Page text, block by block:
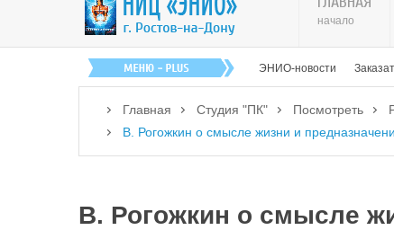
начало
ЭНИО-новости
Главная Студия "ПК" Посмотреть
В. Рогожкин о смысле жизни и
В. Рогожкин о смысле